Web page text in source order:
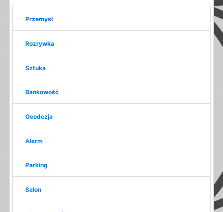
Przemysł
Rozrywka
Sztuka
Bankowość
Geodezja
Alarm
Parking
Salon